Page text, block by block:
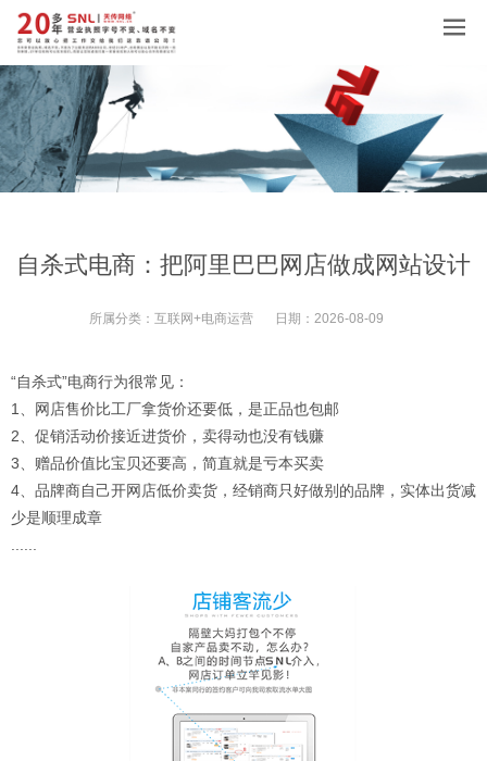
自杀式电商：把阿里巴巴网店做成网站设计
所属分类： 互联网+电商运营 日期： 2026-08-09
“自杀式”电商行为很常见：
1、网店售价比工厂拿货价还要低，是正品也包邮
2、促销活动价接近进货价，卖得动也没有钱赚
3、赠品价值比宝贝还要高，简直就是亏本买卖
4、品牌商自己开网店低价卖货，经销商只好做别的品牌，实体出货减
少是顺理成章